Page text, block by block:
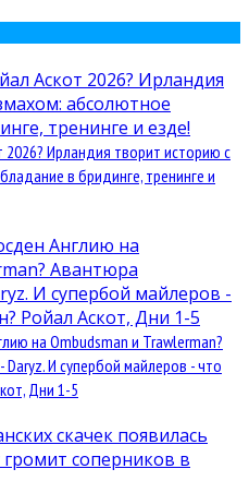
Ирландия творит историю с
в бридинге, тренинге и
на Ombudsman и Trawlerman?
И супербой майлеров - что
Дни 1-5